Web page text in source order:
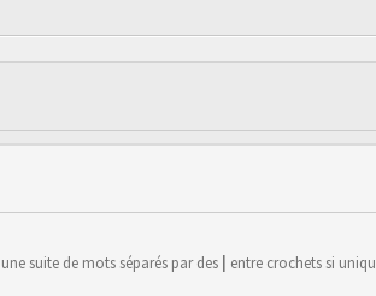
suite de mots séparés par des
entre crochets si